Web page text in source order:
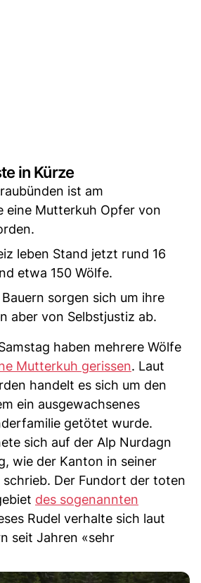
in Kürze
ist am
eine Mutterkuh Opfer von
leben Stand jetzt rund 16
etwa 150 Wölfe.
sorgen sich um ihre
aber von Selbstjustiz ab.
haben mehrere Wölfe
Mutterkuh gerissen. Laut
handelt es sich um den
ein ausgewachsenes
getötet wurde.
sich auf der Alp Nurdagn
wie der Kanton in seiner
Der Fundort der toten
des sogenannten
Rudel verhalte sich laut
seit Jahren «sehr